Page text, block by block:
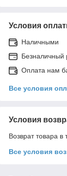
Условия
Наличными
Безналичный
Оплата нам
Все условия
Условия
Возврат товара в
Все условия